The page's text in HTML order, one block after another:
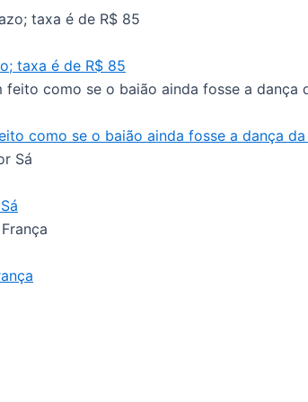
taxa é de R$ 85
como se o baião ainda fosse a dança